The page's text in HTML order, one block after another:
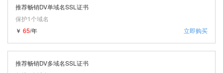
推荐畅销DV单域名SSL证书
保护1个域名
立即购买
￥ 65/年
推荐畅销DV多域名SSL证书